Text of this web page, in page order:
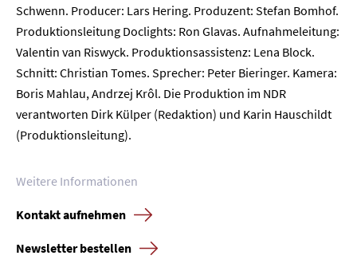
Schwenn. Producer: Lars Hering. Produzent: Stefan Bomhof.
Produktionsleitung Doclights: Ron Glavas. Aufnahmeleitung:
Valentin van Riswyck. Produktionsassistenz: Lena Block.
Schnitt: Christian Tomes. Sprecher: Peter Bieringer. Kamera:
Boris Mahlau, Andrzej Krôl. Die Produktion im NDR
verantworten Dirk Külper (Redaktion) und Karin Hauschildt
(Produktionsleitung).
Weitere Informationen
Kontakt aufnehmen
Newsletter bestellen
Presse
Karriere
Kontakt
Newsletter Datenschutz